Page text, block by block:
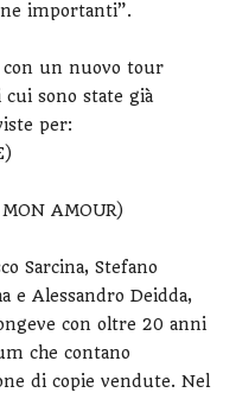
importanti”.
con un nuovo tour
sono state già
per:
AMOUR)
Sarcina, Stefano
e Alessandro Deidda,
con oltre 20 anni
che contano
di copie vendute. Nel